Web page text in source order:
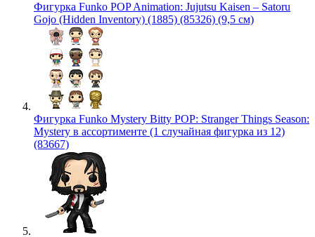
Фигурка Funko POP Animation: Jujutsu Kaisen – Satoru
Gojo (Hidden Inventory) (1885) (85326) (9,5 см)
Фигурка Funko Mystery Bitty POP: Stranger Things Season:
Mystery в ассортименте (1 случайная фигурка из 12)
(83667)